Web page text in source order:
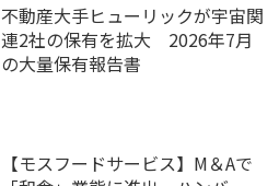
不動産大手ヒューリックが宇宙関
連2社の保有を拡大 2026年7月
の大量保有報告書
【モスフードサービス】M＆Aで